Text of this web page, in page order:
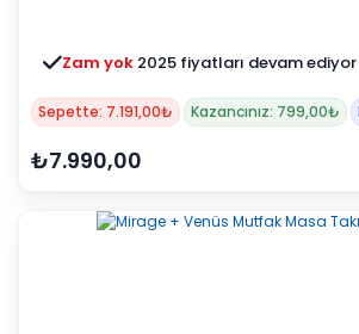
Zam yok 2025 fiyatları devam ediyor
Sepette: 7.191,00₺ Kazancınız: 799,00₺
₺7.990,00